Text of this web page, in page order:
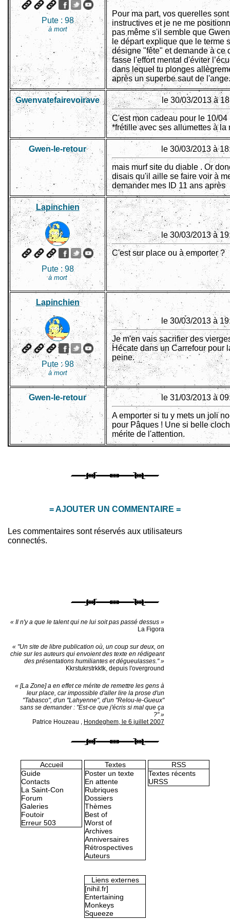
Pute : 98
à mort
Pour ma part, vos querelles
instructives et je ne me
pas même s'il semble que
le départ explique que le terme
désigne "fête" et demande à ce
fasse l'effort mental d'éviter
dans lequel tu plonges
après un superbe saut de l'ange.
Gwenvatefairevoirave le 30/03/2013 à
C'est mon cadeau pour le 10/04
*frétille avec ses allumettes à la
Gwen-le-retour le 30/03/2013 à
mais murf site du diable . Or
disais qu'il aille se faire voir à
demander mes ID 11 ans après
Lapinchien
Pute : 98
à mort
le 30/03/2013 à
C'est sur place ou à emporter ?
Lapinchien
Pute :98
à mort
le 30/03/2013 à
Je m'en vais sacrifier des
Hécate dans un Carrefour pour
peine.
Gwen-le-retour le 31/03/2013 à
A emporter si tu y mets un joli
pour Pâques ! Une si belle
mérite de l'attention.
= AJOUTER UN COMMENTAIRE =
Les commentaires sont réservés aux utilisateurs
connectés.
« Il n'y a que le talent qui ne lui soit pas passé dessus »
La Figora
« "Un site de libre publication où, un coup sur deux, on
chie sur les auteurs qui envoient des texte en rédigeant
des présentations humiliantes et dégueulasses." »
Kkrstukrstrkktk, depuis l'overground
« [La Zone] a en effet ce mérite de remettre les gens à
leur place, car impossible d'aller lire la prose d'un
"Tabasco", d'un "Lahyenne", d'un "Relou-le-Gueux"
sans se demander : "Est-ce que j'écris si mal que ça
?" »
Patrice Houzeau , Hondeghem, le 6 juillet 2007
Accueil
Guide
Contacts
La Saint-Con
Forum
Galeries
Foutoir
Erreur 503
Textes
Poster un texte
En attente
Rubriques
Dossiers
Thèmes
Best of
Worst of
Archives
Anniversaires
Rétrospectives
Auteurs
RSS
Textes récents
URSS
Liens externes
[nihil.fr]
Entertaining
Monkeys
Squeeze